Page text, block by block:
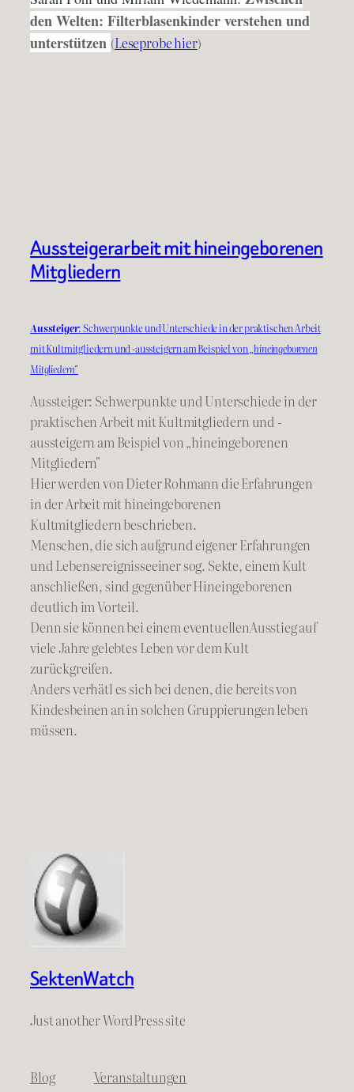
den Welten: Filterblasenkinder verstehen und
unterstützen (Leseprobe hier)
Aussteigerarbeit mit hineingeborenen
Mitgliedern
Aussteiger: Schwerpunkte und Unterschiede in der praktischen Arbeit
mit Kultmitgliedern und -aussteigern am Beispiel von„hineingeborenen
Mitgliedern"
Aussteiger: Schwerpunkte und Unterschiede in der
praktischen Arbeit mit Kultmitgliedern und -
aussteigern am Beispiel von „hineingeborenen
Mitgliedern"
Hier werden von Dieter Rohmann die Erfahrungen
in der Arbeit mit hineingeborenen
Kultmitgliedern beschrieben.
Menschen, die sich aufgrund eigener Erfahrungen
und Lebensereignisseeiner sog. Sekte, einem Kult
anschließen, sind gegenüber Hineingeborenen
deutlich im Vorteil.
Denn sie können bei einem eventuellenAusstieg auf
viele Jahre gelebtes Leben vor dem Kult
zurückgreifen.
Anders verhätl es sich bei denen, die bereits von
Kindesbeinen an in solchen Gruppierungen leben
müssen.
SektenWatch
Just another WordPress site
Blog
Veranstaltungen